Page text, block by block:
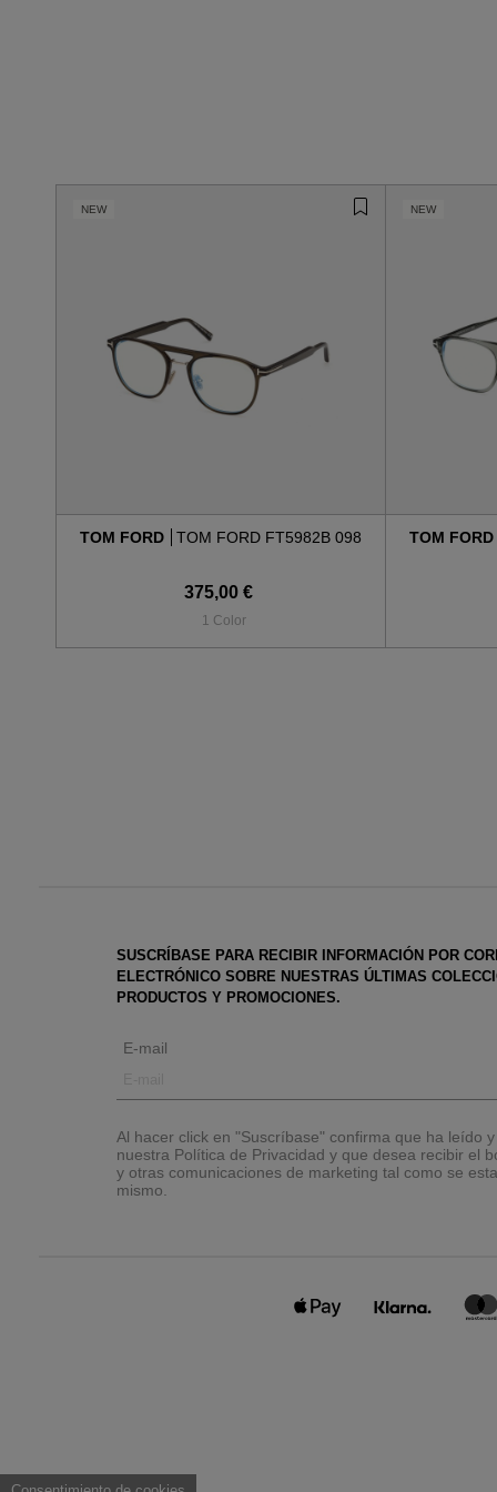
NEW
TOM FORD TOM FORD FT5982B 098
375,00 €
1 Color
NEW
TOM FORD
SUSCRÍBASE PARA RECIBIR INFORMACIÓN POR
ELECTRÓNICO SOBRE NUESTRAS ÚLTIMAS
PRODUCTOS Y PROMOCIONES.
E-mail
Al hacer click en "Suscríbase" confirma que ha leído
nuestra Política de Privacidad y que desea recibir el
y otras comunicaciones de marketing tal como se
mismo.